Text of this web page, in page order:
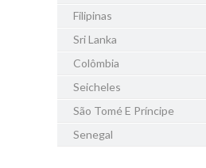
Filipinas
Sri Lanka
Colômbia
Seicheles
São Tomé E Príncipe
Senegal